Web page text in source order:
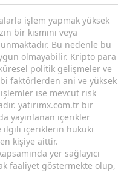
işlem yapmak yüksek
bir kısmını veya
Bu nedenle bu
olmayabilir. Kripto para
politik gelişmeler ve
faktörlerden ani ve yüksek
ise mevcut risk
yatirimx.com.tr bir
yayınlanan içerikler
ilgili içeriklerin hukuki
kişiye aittir.
yer sağlayıcı
faaliyet göstermekte olup,